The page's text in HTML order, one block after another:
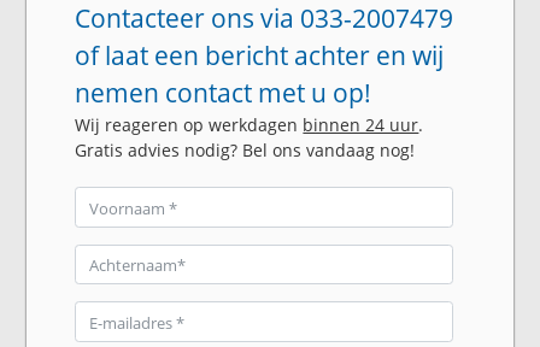
Contacteer ons via 033-2007479
of laat een bericht achter en wij
nemen contact met u op!
Wij reageren op werkdagen binnen 24 uur.
Gratis advies nodig? Bel ons vandaag nog!